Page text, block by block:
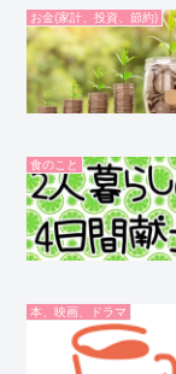
お金(家計、投資、節約)
食のこと
本、映画、ドラマ